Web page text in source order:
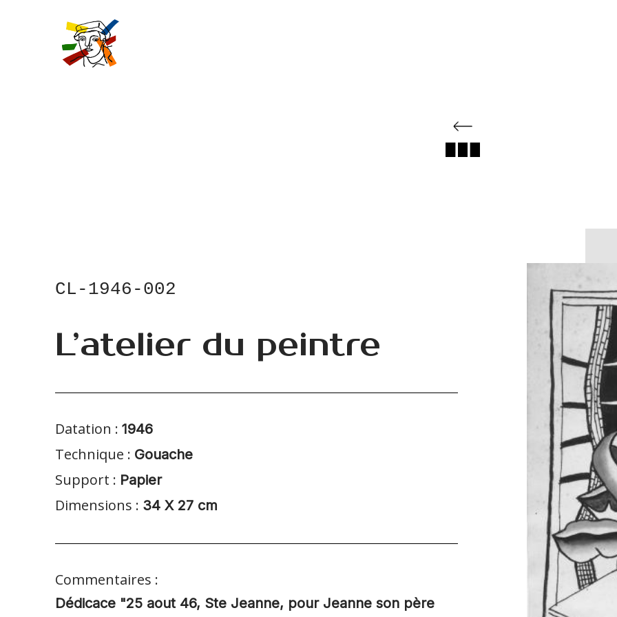
CL-1946-002
L’atelier du peintre
Datation : 1946
Technique : Gouache
Support : Papier
Dimensions : 34 X 27 cm
Commentaires :
Dédicace "25 aout 46, Ste Jeanne, pour Jeanne son père